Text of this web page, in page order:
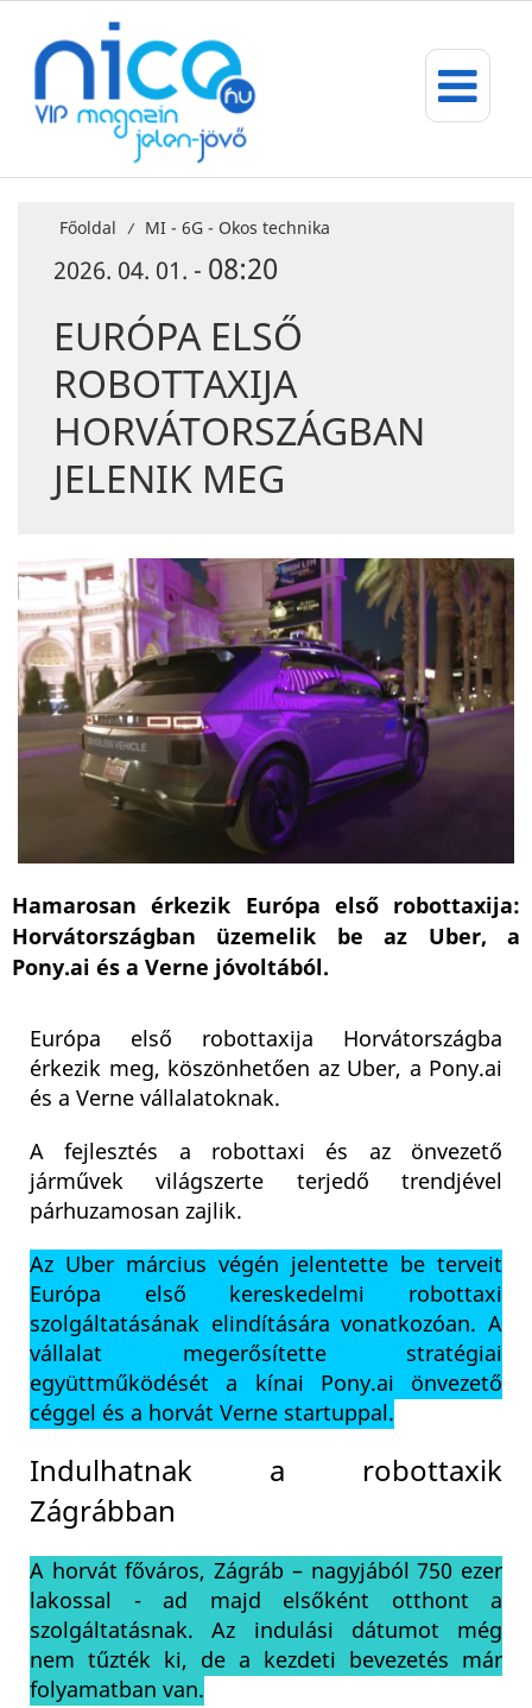
Főoldal / MI - 6G - Okos technika
2026. 04. 01. - 08:20
EURÓPA ELSŐ
ROBOTTAXIJA
HORVÁTORSZÁGBAN
JELENIK MEG
Hamarosan érkezik Európa első robottaxija:
Horvátországban üzemelik be az Uber, a
Pony.ai és a Verne jóvoltából.
Európa első robottaxija Horvátországba
érkezik meg, köszönhetően az Uber, a Pony.ai
és a Verne vállalatoknak.
A fejlesztés a robottaxi és az önvezető
járművek világszerte terjedő trendjével
párhuzamosan zajlik.
Az Uber március végén jelentette be terveit
Európa első kereskedelmi robottaxi
szolgáltatásának elindítására vonatkozóan. A
vállalat megerősítette stratégiai
együttműködését a kínai Pony.ai önvezető
céggel és a horvát Verne startuppal.
Indulhatnak a robottaxik
Zágrábban
A horvát főváros, Zágráb – nagyjából 750 ezer
lakossal - ad majd elsőként otthont a
szolgáltatásnak. Az indulási dátumot még
nem tűzték ki, de a kezdeti bevezetés már
folyamatban van.